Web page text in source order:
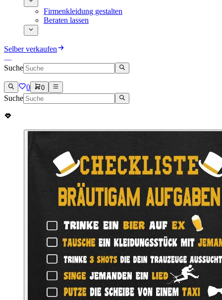
Firmenkleidung gestalten
Beraten lassen
Selber verkaufen
Suche
0 0
Suche